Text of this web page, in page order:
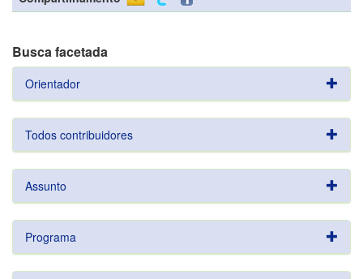
Busca facetada
Orientador
Todos contribuidores
Assunto
Programa